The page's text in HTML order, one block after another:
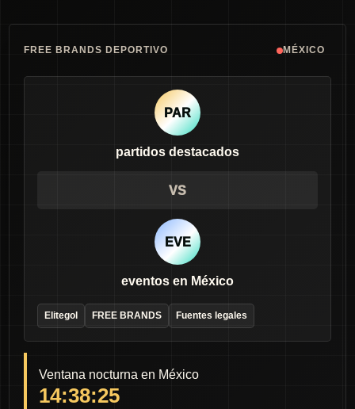
FREE BRANDS DEPORTIVO MÉXICO
PAR
partidos destacados
VS
EVE
eventos en México
Elitegol FREE BRANDS Fuentes legales
Ventana nocturna en México
14:38:24